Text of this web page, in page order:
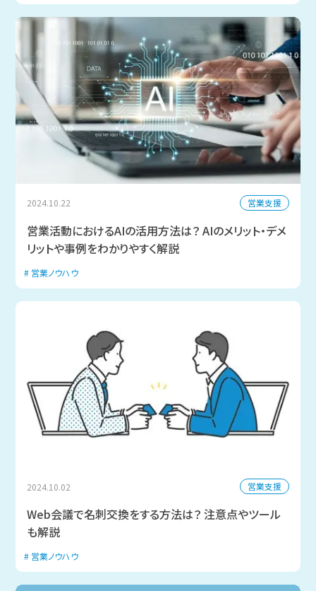
2024.10.22 営業支援
営業活動におけるAIの活用方法は？ AIのメリット・デメ
リットや事例をわかりやすく解説
営業ノウハウ
2024.10.02 営業支援
Web会議で名刺交換をする方法は？ 注意点やツール
も解説
営業ノウハウ